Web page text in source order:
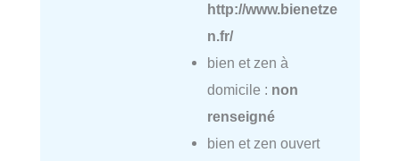
http://www.bienetze
n.fr/
bien et zen à
domicile : non
renseigné
bien et zen ouvert